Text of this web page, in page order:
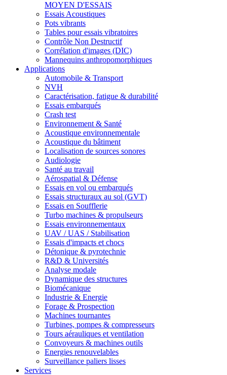
MOYEN D'ESSAIS
Essais Acoustiques
Pots vibrants
Tables pour essais vibratoires
Contrôle Non Destructif
Corrélation d'images (DIC)
Mannequins anthropomorphiques
Applications
Automobile & Transport
NVH
Caractérisation, fatigue & durabilité
Essais embarqués
Crash test
Environnement & Santé
Acoustique environnementale
Acoustique du bâtiment
Localisation de sources sonores
Audiologie
Santé au travail
Aérospatial & Défense
Essais en vol ou embarqués
Essais structuraux au sol (GVT)
Essais en Soufflerie
Turbo machines & propulseurs
Essais environnementaux
UAV / UAS / Stabilisation
Essais d'impacts et chocs
Détonique & pyrotechnie
R&D & Universités
Analyse modale
Dynamique des structures
Biomécanique
Industrie & Energie
Forage & Prospection
Machines tournantes
Turbines, pompes & compresseurs
Tours aérauliques et ventilation
Convoyeurs & machines outils
Energies renouvelables
Surveillance paliers lisses
Services